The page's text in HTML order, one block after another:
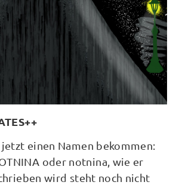
++
jetzt einen Namen bekommen:
oder notnina, wie er
wird steht noch nicht